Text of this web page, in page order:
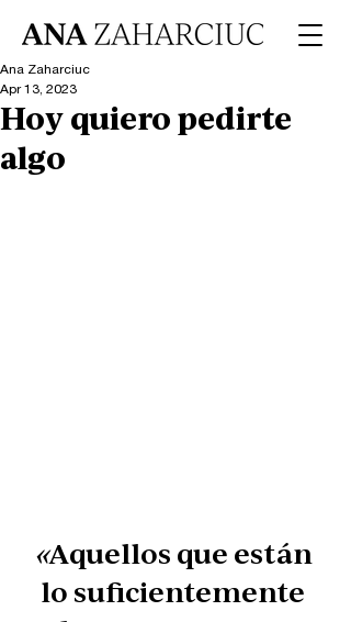
Hoy quiero pedirte
algo
Ana Zaharciuc
Apr 13, 2023
«Aquellos que están
lo suficientemente